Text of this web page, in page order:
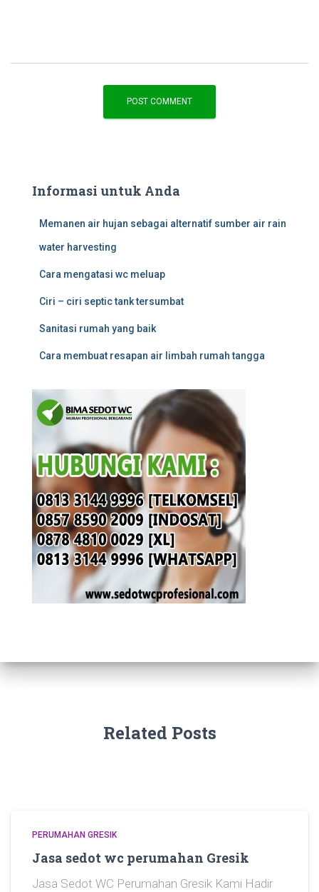
Informasi untuk Anda
Memanen air hujan sebagai alternatif sumber air rain
water harvesting
Cara mengatasi wc meluap
Ciri – ciri septic tank tersumbat
Sanitasi rumah yang baik
Cara membuat resapan air limbah rumah tangga
Related Posts
PERUMAHAN GRESIK
Jasa sedot wc perumahan Gresik
Jasa Sedot WC Perumahan Gresik Kami Hadir